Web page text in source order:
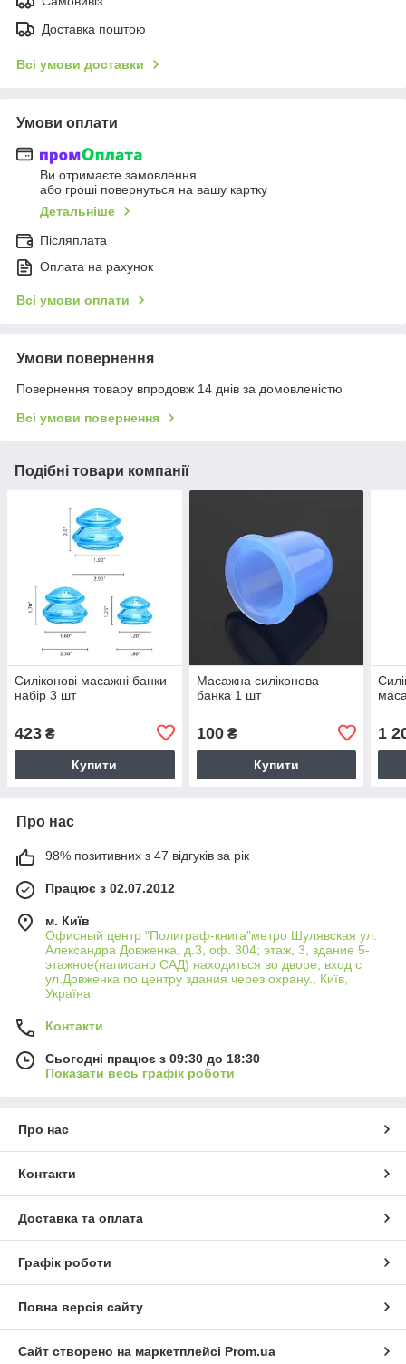
Доставка поштою
Всі умови доставки
Умови оплати
Ви отримаєте замовлення
або гроші повернуться на вашу картку
Детальніше
Післяплата
Оплата на рахунок
Всі умови оплати
Умови повернення
Повернення товару впродовж 14 днів за домовленістю
Всі умови повернення
Подібні товари компанії
Силіконові масажні банки
набір 3 шт
423 ₴
Купити
Масажна силіконова
банка 1 шт
100₴
Купити
1
Про нас
98% позитивних з 47 відгуків за рік
Працює з 02.07.2012
м. Київ
Офисный центр "Полиграф-книга"метро Шулявская ул.
Александра Довженка, д.3, оф. 304; этаж, 3, здание 5-
этажное(написано САД) находиться во дворе, вход с
ул.Довженка по центру здания через охрану., Київ,
Україна
Контакти
Сьогодні працює з 09:30 до 18:30
Показати весь графік роботи
Про нас
Контакти
Доставка та оплата
Графік роботи
Повна версія сайту
Сайт створено на маркетплейсі Prom.ua